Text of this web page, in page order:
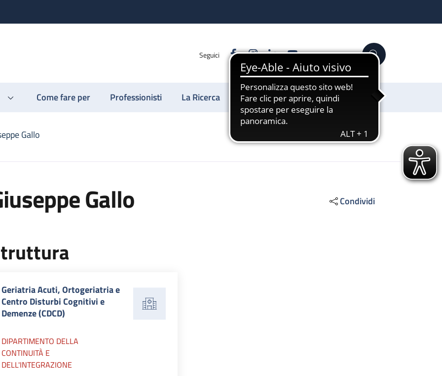
Seguici FacebookInstagram
LinkedinYouTube Cerca
Come fare per Professionisti La Ricerca Sostienici
Gallo
Gallo Condividi
Geriatria Acuti, Ortogeriatria e
Centro Disturbi Cognitivi e
Demenze (CDCD)
DIPARTIMENTO DELLA
CONTINUITÀ E
DELL'INTEGRAZIONE